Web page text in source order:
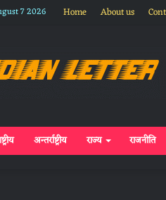
7 2026 Home About us
अन्तर्राष्ट्रीय राज्य राजनीति